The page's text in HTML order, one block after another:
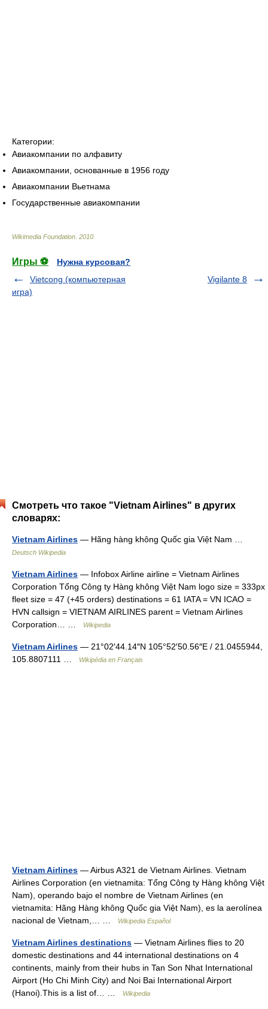
Категории:
Авиакомпании по алфавиту
Авиакомпании, основанные в 1956 году
Авиакомпании Вьетнама
Государственные авиакомпании
Wikimedia Foundation 2010
Игры ⚽
Нужна курсовая?
Vietcong (компьютерная
игра)
Vigilante 8
Смотреть что такое "Vietnam Airlines" в других
словарях:
Vietnam Airlines — Hãng hàng không Quốc gia Việt Nam …
Deutsch Wikipedia
Vietnam Airlines — Infobox Airline airline = Vietnam Airlines
Corporation Tổng Công ty Hàng không Việt Nam logo size = 333px
fleet size = 47 (+45 orders) destinations = 61 IATA = VN ICAO =
HVN callsign = VIETNAM AIRLINES parent = Vietnam Airlines
Corporation… …
Wikipedia
Vietnam Airlines — 21°02′44.14″N 105°52′50.56″E / 21.0455944,
105.8807111 …
Wikipédia en Français
Vietnam Airlines — Airbus A321 de Vietnam Airlines. Vietnam
Airlines Corporation (en vietnamita: Tổng Công ty Hàng không Việt
Nam), operando bajo el nombre de Vietnam Airlines (en
vietnamita: Hãng Hàng không Quốc gia Việt Nam), es la aerolínea
nacional de Vietnam,… …
Wikipedia Español
Vietnam Airlines destinations — Vietnam Airlines flies to 20
domestic destinations and 44 international destinations on 4
continents, mainly from their hubs in Tan Son Nhat International
Airport (Ho Chi Minh City) and Noi Bai International Airport
(Hanoi).This is a list of… …
Wikipedia